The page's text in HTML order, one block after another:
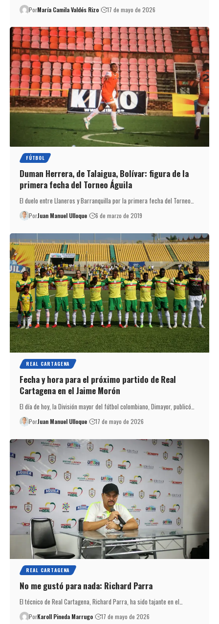
PorMaría Camila Valdés Rizo 17 de mayo de 2026
FÚTBOL
Duman Herrera, de Talaigua, Bolívar: figura de la
primera fecha del Torneo Águila
El duelo entre Llaneros y Barranquilla por la primera fecha del Torneo…
PorJuan Manuel Ulloque 6 de marzo de 2019
REAL CARTAGENA
Fecha y hora para el próximo partido de Real
Cartagena en el Jaime Morón
El día de hoy, la División mayor del fútbol colombiano, Dimayor, publicó…
PorJuan Manuel Ulloque 17 de mayo de 2026
REAL CARTAGENA
No me gustó para nada: Richard Parra
El técnico de Real Cartagena, Richard Parra, ha sido tajante en el…
PorKaroll Pineda Marrugo 17 de mayo de 2026